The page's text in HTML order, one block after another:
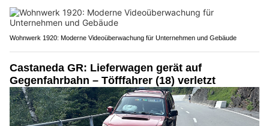
Wohnwerk 1920: Moderne Videoüberwachung für Unternehmen und Gebäude
Castaneda GR: Lieferwagen gerät auf
Gegenfahrbahn – Töfffahrer (18) verletzt